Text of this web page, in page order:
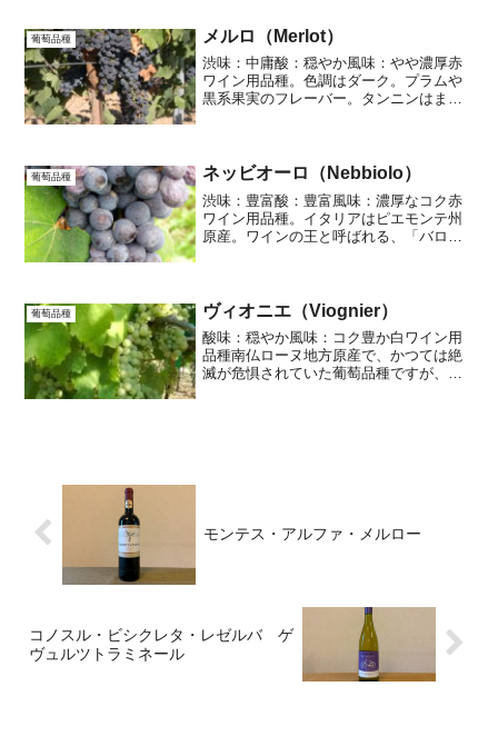
造法とは違う特別なものを...
葡萄品種 メルロ（Merlot）
渋味：中庸酸：穏やか風味：やや濃厚赤
ワイン用品種。色調はダーク。プラムや
黒系果実のフレーバー。タンニンはまろ
境を選ばない品種で、世界...
葡萄品種 ネッビオーロ（Nebbiolo）
渋味：豊富酸：豊富風味：濃厚なコク赤
ワイン用品種。イタリアはピエモンテ州
原産。ワインの王と呼ばれる、「バロー
かかわらず、栽培されてい...
葡萄品種 ヴィオニエ（Viognier）
酸味：穏やか風味：コク豊か白ワイン用
品種南仏ローヌ地方原産で、かつては絶
滅が危惧されていた葡萄品種ですが、今
モンテス・アルファ・メルロー
コノスル・ビシクレタ・レゼルバ ゲ
ヴュルツトラミネール